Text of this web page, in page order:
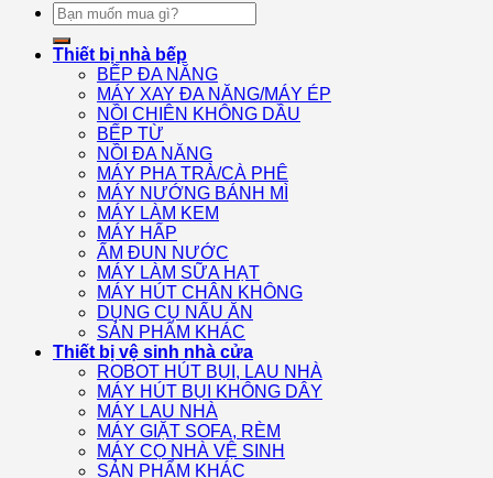
Tìm
kiếm:
Thiết bị nhà bếp
BẾP ĐA NĂNG
MÁY XAY ĐA NĂNG/MÁY ÉP
NỒI CHIÊN KHÔNG DẦU
BẾP TỪ
NỒI ĐA NĂNG
MÁY PHA TRÀ/CÀ PHÊ
MÁY NƯỚNG BÁNH MÌ
MÁY LÀM KEM
MÁY HẤP
ẤM ĐUN NƯỚC
MÁY LÀM SỮA HẠT
MÁY HÚT CHÂN KHÔNG
DỤNG CỤ NẤU ĂN
SẢN PHẨM KHÁC
Thiết bị vệ sinh nhà cửa
ROBOT HÚT BỤI, LAU NHÀ
MÁY HÚT BỤI KHÔNG DÂY
MÁY LAU NHÀ
MÁY GIẶT SOFA, RÈM
MÁY CỌ NHÀ VỆ SINH
SẢN PHẨM KHÁC